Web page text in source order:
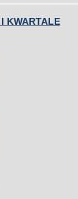
KWARTALE